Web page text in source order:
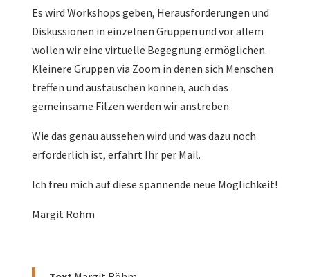
Es wird Workshops geben, Herausforderungen und
Diskussionen in einzelnen Gruppen und vor allem
wollen wir eine virtuelle Begegnung ermöglichen.
Kleinere Gruppen via Zoom in denen sich Menschen
treffen und austauschen können, auch das
gemeinsame Filzen werden wir anstreben.
Wie das genau aussehen wird und was dazu noch
erforderlich ist, erfahrt Ihr per Mail.
Ich freu mich auf diese spannende neue Möglichkeit!
Margit Röhm